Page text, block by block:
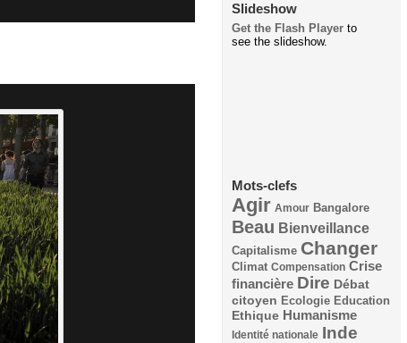
Slideshow
Get the Flash Playerto
see the slideshow.
Mots-clefs
Agir Amour Bangalore
Beau Bienveillance
Capitalisme Changer
Climat Compensation Crise
financière Dire Débat
citoyen Ecologie Education
Ethique Humanisme
Identité nationale Inde